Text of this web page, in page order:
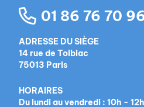
01 86 76 70
ADRESSE DU SIÈGE
14 rue de Tolbiac
75013 Paris
HORAIRES
Du lundi au vendredi : 10h -